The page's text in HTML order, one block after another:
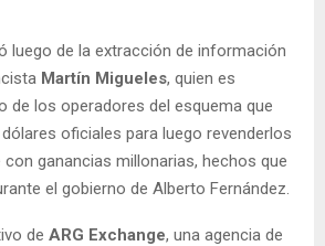
luego de la extracción de información
Martín Migueles, quien es
de los operadores del esquema que
oficiales para luego revenderlos
ganancias millonarias, hechos que
el gobierno de Alberto Fernández.
de ARG Exchange, una agencia de